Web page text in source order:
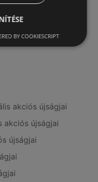
akciós újságjai
akciós újságjai
újságjai
BY COOKIESCRIPT